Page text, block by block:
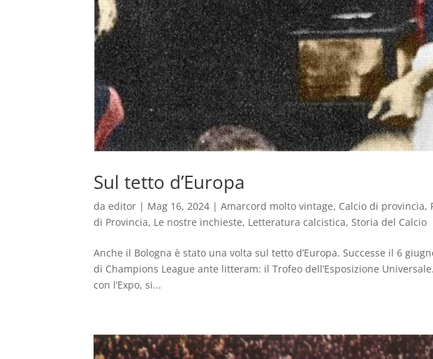
Sul tetto d’Europa
daeditor | Mag 16, 2024 |Amarcord molto vintage, Calcio di provincia,
di Provincia, Le nostre inchieste, Letteratura calcistica,Storia del Calcio
Anche il Bologna è stato una volta sul tetto d’Europa. Successe il 6
di Champions League ante litteram: il Trofeo dell’Esposizione
con l’Expo, si...